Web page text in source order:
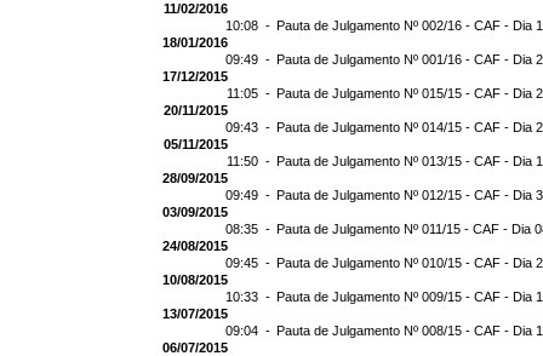
11/02/2016
10:08 - Pauta de Julgamento Nº 002/16 - CAF - Dia
18/01/2016
09:49 - Pauta de Julgamento Nº 001/16 - CAF - Dia
17/12/2015
11:05 - Pauta de Julgamento Nº 015/15 - CAF - Dia
20/11/2015
09:43 - Pauta de Julgamento Nº 014/15 - CAF - Dia
05/11/2015
11:50 - Pauta de Julgamento Nº 013/15 - CAF - Dia
28/09/2015
09:49 - Pauta de Julgamento Nº 012/15 - CAF - Dia
03/09/2015
08:35 - Pauta de Julgamento Nº 011/15 - CAF - Dia
24/08/2015
09:45 - Pauta de Julgamento Nº 010/15 - CAF - Dia
10/08/2015
10:33 - Pauta de Julgamento Nº 009/15 - CAF - Dia
13/07/2015
09:04 - Pauta de Julgamento Nº 008/15 - CAF - Dia
06/07/2015